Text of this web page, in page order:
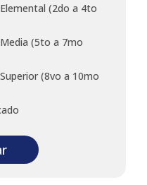
(2do a 4to
(5to a 7mo
(8vo a 10mo